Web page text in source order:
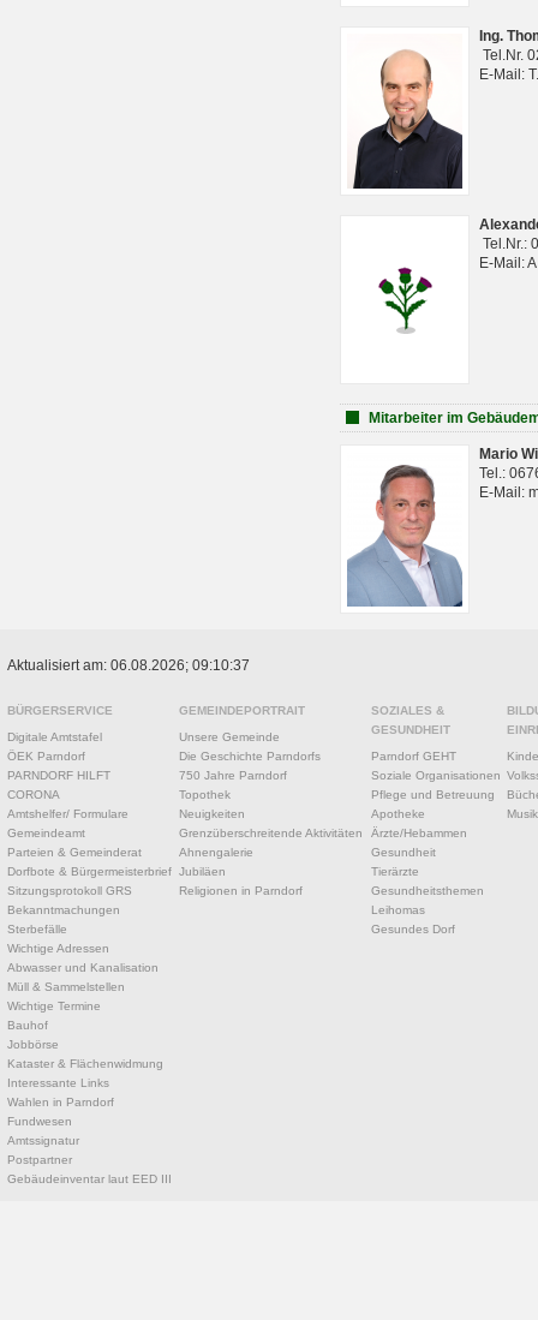
Ing.
Tel.Nr.
E-Mail:
Tel.Nr.:
E-Mail:
Mitarbeiter im
Mario
Tel.:
E-Mail:
Aktualisiert am: 06.08.2026; 09:10:37
BÜRGERSERVICE
Digitale Amtstafel
ÖEK Parndorf
PARNDORF HILFT
CORONA
Amtshelfer/ Formulare
Gemeindeamt
Parteien & Gemeinderat
Dorfbote & Bürgermeisterbrief
Sitzungsprotokoll GRS
Bekanntmachungen
Sterbefälle
Wichtige Adressen
Abwasser und Kanalisation
Müll & Sammelstellen
Wichtige Termine
Bauhof
Jobbörse
Kataster & Flächenwidmung
Interessante Links
Wahlen in Parndorf
Fundwesen
Amtssignatur
Postpartner
Gebäudeinventar laut EED III
GEMEINDEPORTRAIT
Unsere Gemeinde
Die Geschichte Parndorfs
750 Jahre Parndorf
Topothek
Neuigkeiten
Grenzüberschreitende Aktivitäten
Ahnengalerie
Jubiläen
Religionen in Parndorf
SOZIALES &
GESUNDHEIT
Parndorf GEHT
Soziale Organisationen
Pflege und Betreuung
Apotheke
Ärzte/Hebammen
Gesundheit
Tierärzte
Gesundheitsthemen
Leihomas
Gesundes Dorf